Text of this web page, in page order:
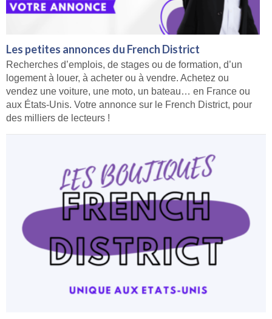
Les petites annonces du French District
Recherches d’emplois, de stages ou de formation, d’un
logement à louer, à acheter ou à vendre. Achetez ou
vendez une voiture, une moto, un bateau… en France ou
aux États-Unis. Votre annonce sur le French District, pour
des milliers de lecteurs !